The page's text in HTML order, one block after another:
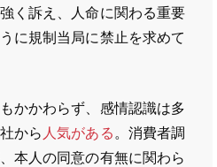
く訴え、人命に関わる重要
に規制当局に禁止を求めて
かかわらず、感情認識は多
から 人気がある。消費者調
本人の同意の有無に関わら